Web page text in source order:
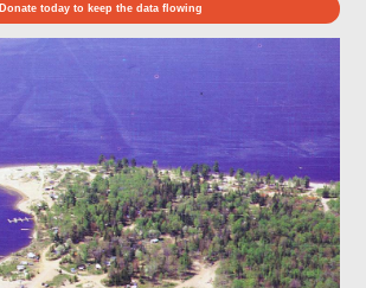
Donate today to keep the data flowing